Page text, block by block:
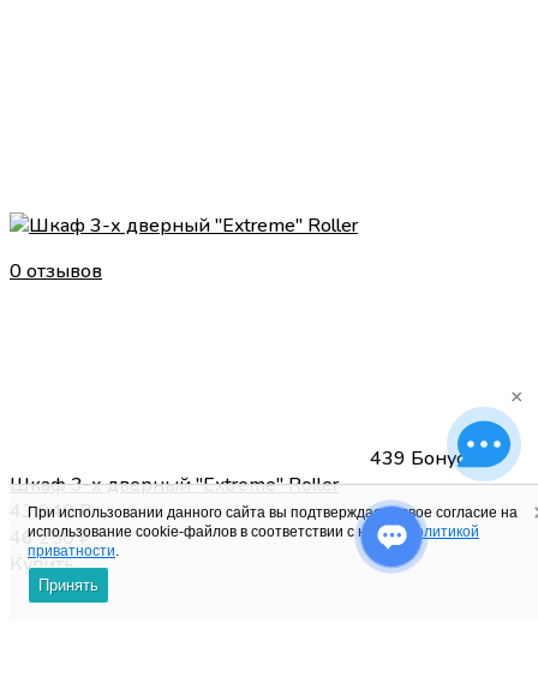
0 отзывов
439 Бонусов
Шкаф 3-х дверный "Extreme" Roller
43 940₽
46 250₽
Купить
При использовании данного сайта вы подтверждаете свое согласие на
использование cookie-файлов в соответствии с нашей политикой
приватности.
Принять
×